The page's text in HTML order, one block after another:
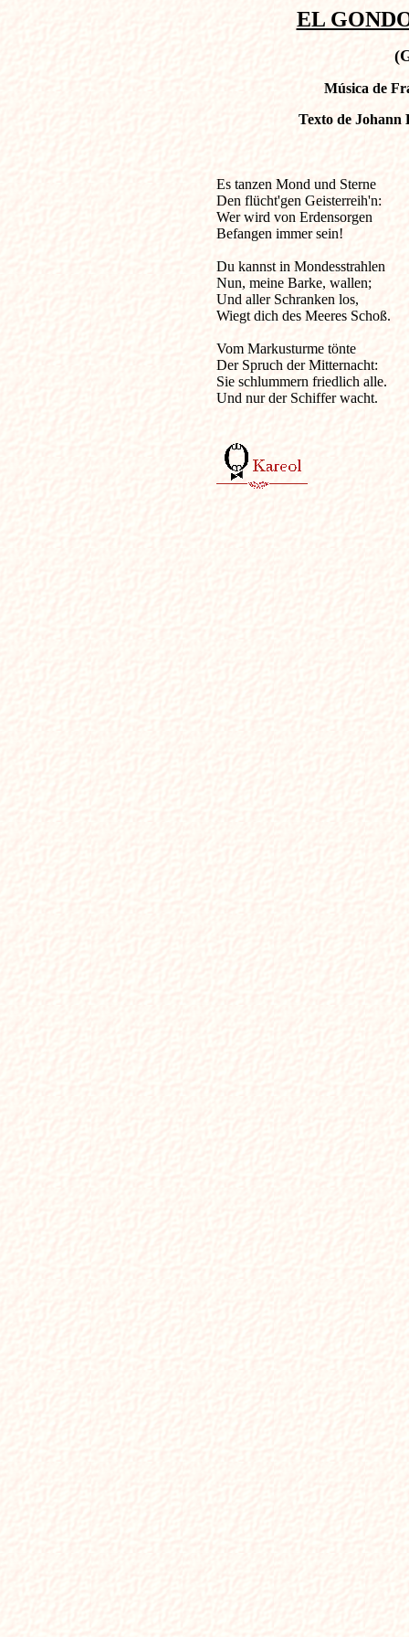
EL
Música de
Texto de Johann
Es tanzen Mond und
Den flücht'gen Geisterreih'n:
Wer wird von Erdensorgen
Befangen immer sein!
Du kannst in Mondesstrahlen
Nun, meine Barke, wallen;
Und aller Schranken los,
Wiegt dich des Meeres Schoß.
Vom Markusturme tönte
Der Spruch der Mitternacht:
Sie schlummern friedlich alle.
Und nur der Schiffer wacht.